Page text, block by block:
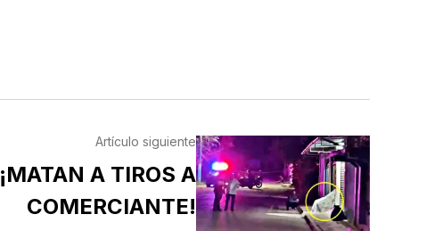
Artículo siguiente
¡MATAN A TIROS A
COMERCIANTE!